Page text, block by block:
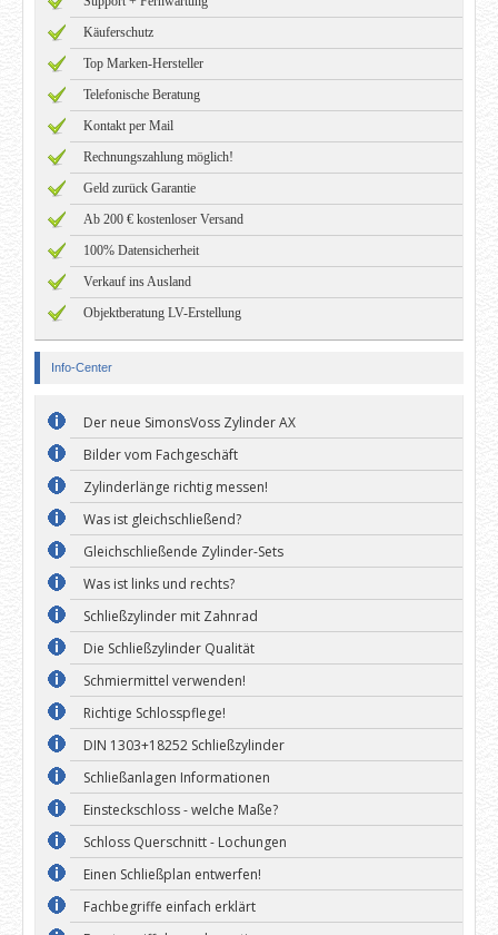
Käuferschutz
Top Marken-Hersteller
Telefonische Beratung
Kontakt per Mail
Rechnungszahlung möglich!
Geld zurück Garantie
Ab 200 € kostenloser Versand
100% Datensicherheit
Verkauf ins Ausland
Objektberatung LV-Erstellung
Info-Center
Der neue SimonsVoss Zylinder AX
Bilder vom Fachgeschäft
Zylinderlänge richtig messen!
Was ist gleichschließend?
Gleichschließende Zylinder-Sets
Was ist links und rechts?
Schließzylinder mit Zahnrad
Die Schließzylinder Qualität
Schmiermittel verwenden!
Richtige Schlosspflege!
DIN 1303+18252 Schließzylinder
Schließanlagen Informationen
Einsteckschloss - welche Maße?
Schloss Querschnitt - Lochungen
Einen Schließplan entwerfen!
Fachbegriffe einfach erklärt